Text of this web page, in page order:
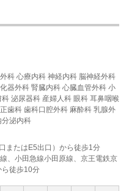
科 心療内科 神経内科 脳神経外科
器外科 腎臓内科 心臓血管外科 小
泌尿器科 産婦人科 眼科 耳鼻咽喉
歯科 歯科口腔外科 麻酔科 乳腺外
分泌内科
またはE5出口）から徒歩1分
、小田急線小田原線、京王電鉄京
ら徒歩10分